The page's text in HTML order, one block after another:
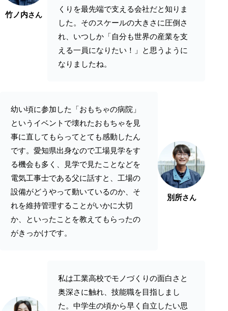
竹ノ内さん
くりを最先端で支える会社だと知りま
した。そのスケールの大きさに圧倒さ
れ、いつしか「自分も世界の産業を支
える一員になりたい！」と思うように
なりましたね。
別所さん
幼い頃に参加した「おもちゃの病院」
というイベントで壊れたおもちゃを見
事に直してもらってとても感動したん
です。愛知県出身なので工場見学をす
る機会も多く、見学で見たことなどを
電気工事士である父に話すと、工場の
設備がどうやって動いているのか、そ
れを維持管理することがいかに大切
か、といったことを教えてもらったの
がきっかけです。
私は工業高校でモノづくりの面白さと
奥深さに触れ、技能職を目指しまし
た。中学生の頃から早く自立したい思